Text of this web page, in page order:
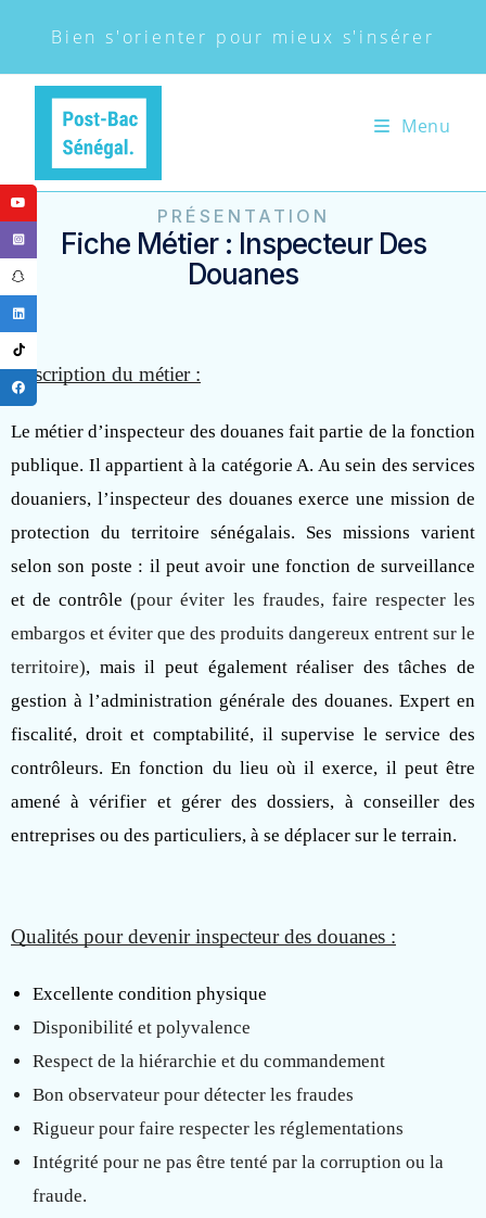
Bien s'orienter pour mieux s'insérer
Menu
PRÉSENTATION
Fiche Métier : Inspecteur Des
Douanes
Description du métier :
Le métier d’inspecteur des douanes fait partie de la fonction
publique. Il appartient à la catégorie A. Au sein des services
douaniers, l’inspecteur des douanes exerce une mission de
protection du territoire sénégalais. Ses missions varient
selon son poste : il peut avoir une fonction de surveillance
et de contrôle (pour éviter les fraudes, faire respecter les
embargos et éviter que des produits dangereux entrent sur le
territoire), mais il peut également réaliser des tâches de
gestion à l’administration générale des douanes. Expert en
fiscalité, droit et comptabilité, il supervise le service des
contrôleurs. En fonction du lieu où il exerce, il peut être
amené à vérifier et gérer des dossiers, à conseiller des
entreprises ou des particuliers, à se déplacer sur le terrain.
Qualités pour devenir inspecteur des douanes :
Excellente condition physique
Disponibilité et polyvalence
Respect de la hiérarchie et du commandement
Bon observateur pour détecter les fraudes
Rigueur pour faire respecter les réglementations
Intégrité pour ne pas être tenté par la corruption ou la
fraude.